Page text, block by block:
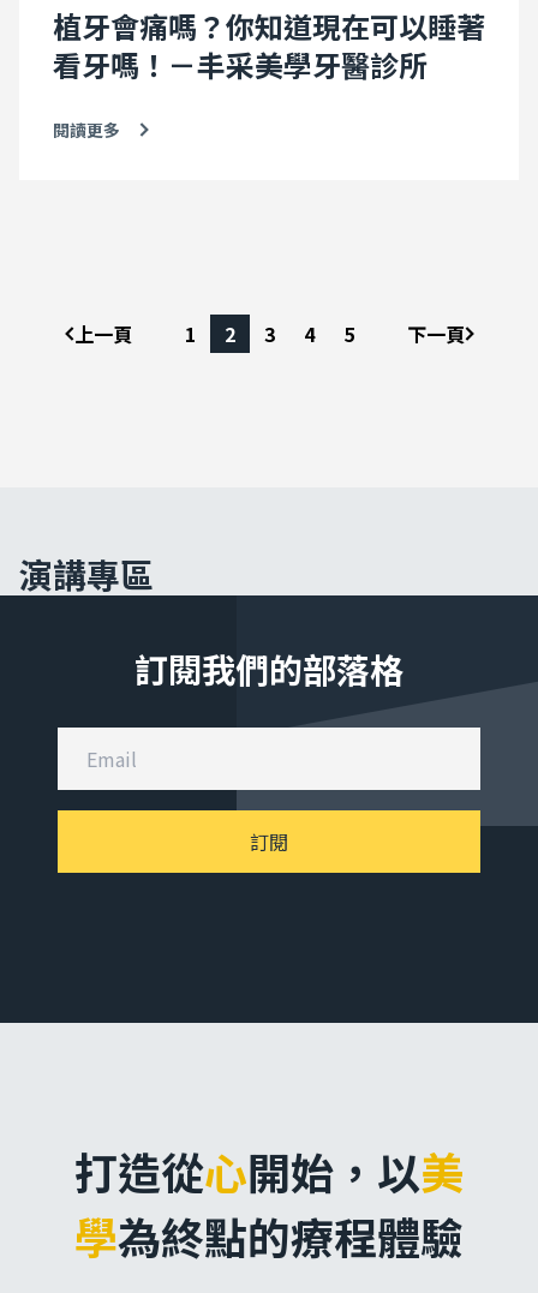
植牙會痛嗎？你知道現在可以睡著
看牙嗎！－丰采美學牙醫診所
閱讀更多
上一頁 1 2 3 4 5 下一頁
演講專區
訂閱我們的部落格
訂閱
打造從心開始， 以美
學為終點的療程體驗